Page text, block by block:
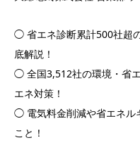
◯ 省エネ診断累計500社超
底解説！
◯ 全国3,512社の環境・省
エネ対策！
◯ 電気料金削減や省エネル
こと！